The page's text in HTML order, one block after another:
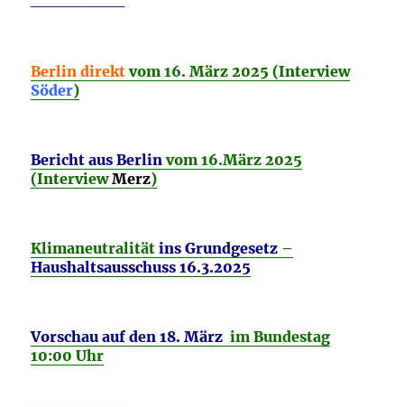
Berlin direktvom 16. März 2025 (Interview
Söder)
Bericht aus Berlinvom 16.März 2025
(InterviewMerz)
Klimaneutralität ins Grundgesetz –
Haushaltsausschuss 16.3.2025
Vorschau auf den 18. März im Bundestag
10:00 Uhr